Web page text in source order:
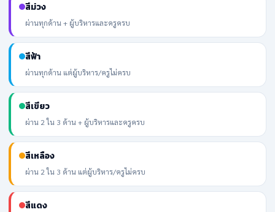
สีม่วง
ผ่านทุกด้าน + ผู้บริหารและครูครบ
สีฟ้า
ผ่านทุกด้าน แต่ผู้บริหาร/ครูไม่ครบ
สีเขียว
ผ่าน 2 ใน 3 ด้าน + ผู้บริหารและครูครบ
สีเหลือง
ผ่าน 2 ใน 3 ด้าน แต่ผู้บริหาร/ครูไม่ครบ
สีแดง